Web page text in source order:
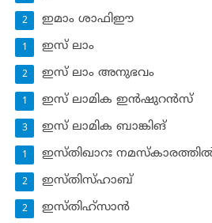
ഇമാം ശാഫിഈ
2
ഇസ് ലാം
1
ഇസ് ലാം അനുഭവം
2
ഇസ് ലാമിക ഇന്‍ഷുറന്‍സ്‌
1
ഇസ് ലാമിക ബാങ്കിങ്‌
3
ഇസ്തിഖാറഃ
1
ഇസ്തിസ്ഹാബ്
2
ഇസ്തിഹ്‌സാന്‍
2